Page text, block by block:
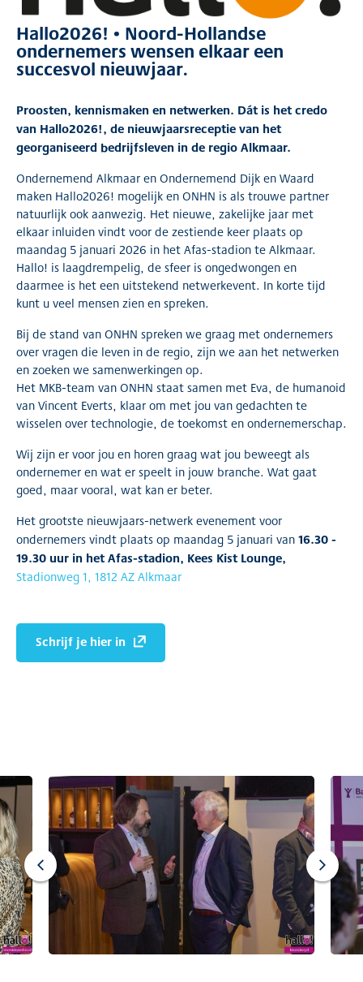
Hallo2026! • Noord-Hollandse
ondernemers wensen elkaar een
succesvol nieuwjaar.
Proosten, kennismaken en netwerken. Dát is het credo
van Hallo2026!, de nieuwjaarsreceptie van het
georganiseerd bedrijfsleven in de regio Alkmaar.
Ondernemend Alkmaar en Ondernemend Dijk en Waard
maken Hallo2026! mogelijk en ONHN is als trouwe partner
natuurlijk ook aanwezig. Het nieuwe, zakelijke jaar met
elkaar inluiden vindt voor de zestiende keer plaats op
maandag 5 januari 2026 in het Afas-stadion te Alkmaar.
Hallo! is laagdrempelig, de sfeer is ongedwongen en
daarmee is het een uitstekend netwerkevent. In korte tijd
kunt u veel mensen zien en spreken.
Bij de stand van ONHN spreken we graag met ondernemers
over vragen die leven in de regio, zijn we aan het netwerken
en zoeken we samenwerkingen op.
Het MKB-team van ONHN staat samen met Eva, de humanoid
van Vincent Everts, klaar om met jou van gedachten te
wisselen over technologie, de toekomst en ondernemerschap.
Wij zijn er voor jou en horen graag wat jou beweegt als
ondernemer en wat er speelt in jouw branche. Wat gaat
goed, maar vooral, wat kan er beter.
Het grootste nieuwjaars-netwerk evenement voor
ondernemers vindt plaats op maandag 5 januari van16.30 -
19.30 uur in het Afas-stadion, Kees Kist Lounge,
Stadionweg 1, 1812 AZ Alkmaar
Schrijf je hier in